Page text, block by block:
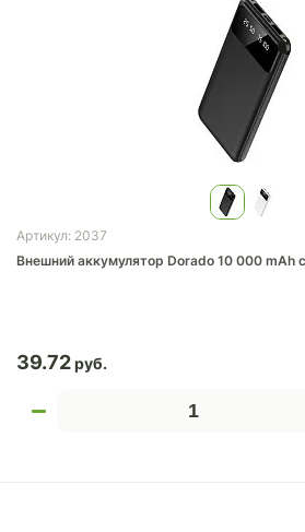
Артикул: 2037
Внешний аккумулятор Dorado 10 000 mAh
39.72